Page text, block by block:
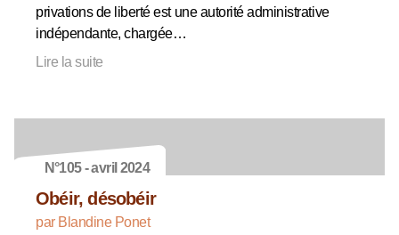
privations de liberté est une autorité administrative
indépendante, chargée…
Lire la suite
N°105 - avril 2024
Obéir, désobéir
par Blandine Ponet